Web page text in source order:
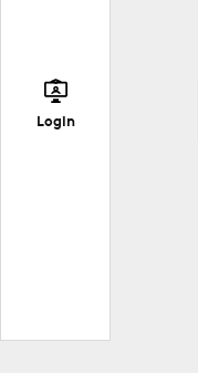
Login